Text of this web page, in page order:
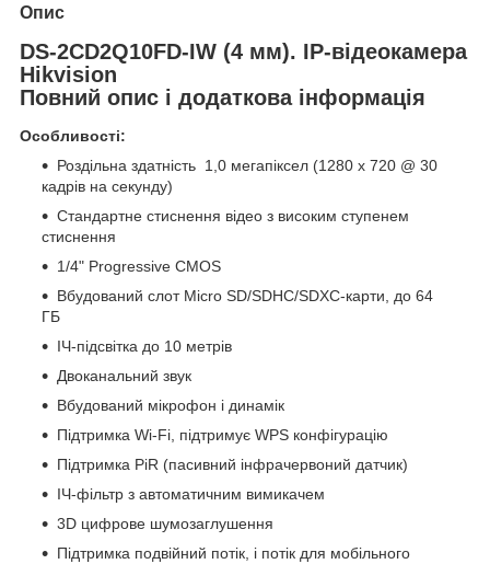
Опис
DS-2CD2Q10FD-IW (4 мм). IP-відеокамера
Hikvision
Повний опис і додаткова інформація
Особливості:
Роздільна здатність 1,0 мегапіксел (1280 х 720 @ 30
кадрів на секунду)
Стандартне стиснення відео з високим ступенем
стиснення
1/4" Progressive CMOS
Вбудований слот Micro SD/SDHC/SDXC-карти, до 64
ГБ
ІЧ-підсвітка до 10 метрів
Двоканальний звук
Вбудований мікрофон і динамік
Підтримка Wi-Fi, підтримує WPS конфігурацію
Підтримка PiR (пасивний інфрачервоний датчик)
ІЧ-фільтр з автоматичним вимикачем
3D цифрове шумозаглушення
Підтримка подвійний потік, і потік для мобільного